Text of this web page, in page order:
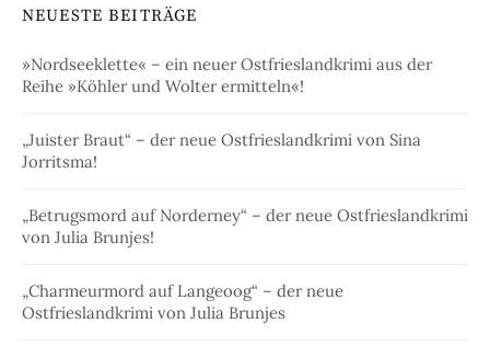
NEUESTE BEITRÄGE
»Nordseeklette« – ein neuer Ostfrieslandkrimi aus der
Reihe »Köhler und Wolter ermitteln«!
„Juister Braut“ – der neue Ostfrieslandkrimi von Sina
Jorritsma!
„Betrugsmord auf Norderney“ – der neue Ostfrieslandkrimi
von Julia Brunjes!
„Charmeurmord auf Langeoog“ – der neue
Ostfrieslandkrimi von Julia Brunjes